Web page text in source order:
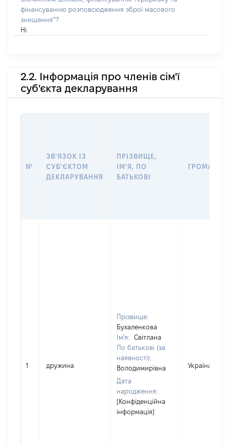
фінансуванню розповсюдження зброї масового
знищення”?
Ні
2.2. Інформація про членів сім'ї
суб'єкта декларування
№
ЗВ'ЯЗОК ІЗ
СУБ'ЄКТОМ
ДЕКЛАРУВАННЯ
ПРІЗВИЩЕ,
ІМ'Я, ПО
БАТЬКОВІ
1 дружина
Прізвище:
Бухаленкова
Ім'я:
Світлана
По батькові (за
наявності):
Володимирівна
Дата
народження:
[Конфіденційна
інформація]
Україна